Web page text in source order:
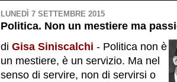
LUNEDÌ 7 SETTEMBRE 2015
Politica. Non un mestiere ma
di Gisa Siniscalchi - Politica non è
un mestiere, è un servizio. Ma nel
senso di servire, non di servirsi o